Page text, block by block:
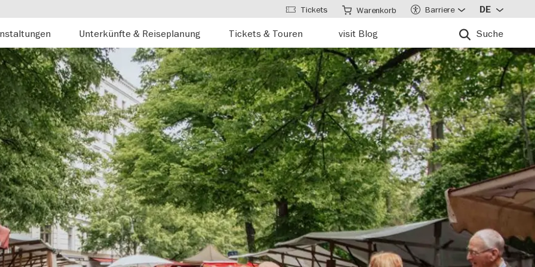
Unterkünfte & Reiseplanung Tickets & Touren visit Blog Suche
Tickets Warenkorb Barriere DE